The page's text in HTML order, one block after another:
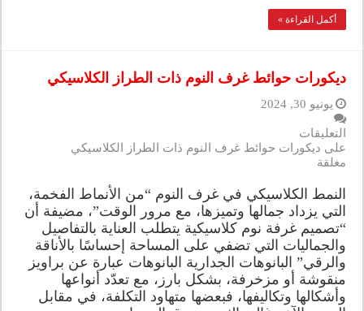
أكمل القراءة »
ديكورات حوائط غرف النوم ذات الطراز الكلاسيكي
يونيو 30, 2024
التعليقات
على ديكورات حوائط غرف النوم ذات الطراز الكلاسيكي
مغلقة
النمط الكلاسيكي في غرف النوم “من الأنماط الفخمة،
التي يزداد جمالها وتميزها، مع مرور الوقت”، مضيفة أن
“تصميم غرفة نوم كلاسيكية يتطلب العناية بالتفاصيل
والجماليات التي تضفي على المساحة إحساسًا بالأناقة
والرقي” البانوهات الجدارية البانوهات عبارة عن براويز
منقوشة أو مزخرفة، بشكل بارز، مع تعدّد أنواعها
وأشكالها وتكاليفها، فبعضها متهاود التكلفة، في مقابل